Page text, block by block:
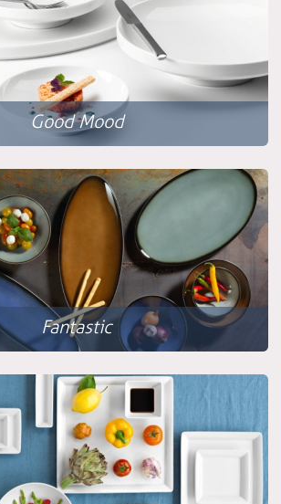
Good Mood
Fantastic